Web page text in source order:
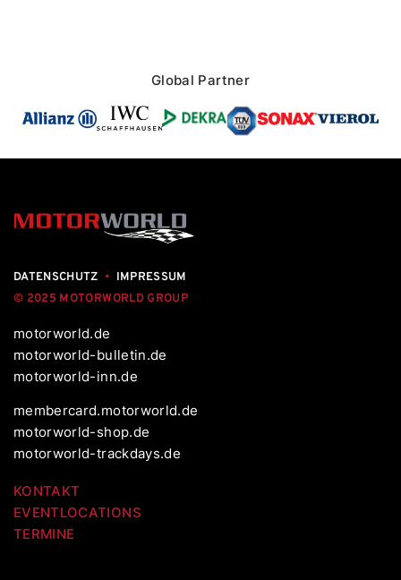
Global Partner
DATENSCHUTZ • IMPRESSUM
© 2025 MOTORWORLD GROUP
motorworld.de
motorworld-bulletin.de
motorworld-inn.de
membercard.motorworld.de
motorworld-shop.de
motorworld-trackdays.de
KONTAKT
EVENTLOCATIONS
TERMINE